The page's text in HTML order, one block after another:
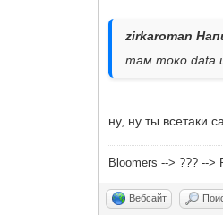
zirkaroman
там токо data
ну, ну ты всетаки
Bloomers --> ??? -->
Вебсайт